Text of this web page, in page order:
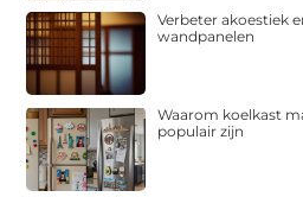
Verbeter akoestiek
wandpanelen
Waarom koelkast
populair zijn